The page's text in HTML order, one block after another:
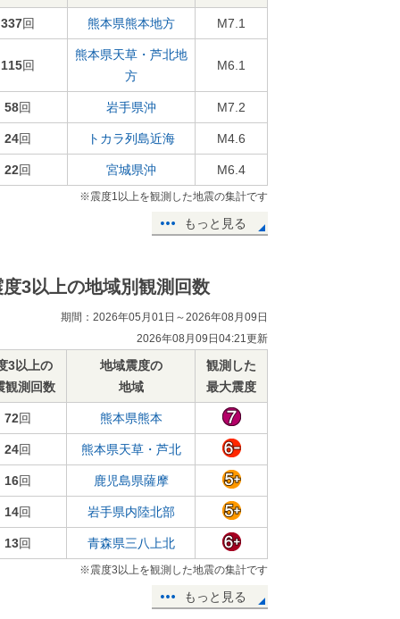
337回 熊本県熊本地方 M7.1
115回
熊本県天草・芦北地
方
M6.1
58回 岩手県沖 M7.2
24回 トカラ列島近海 M4.6
22回 宮城県沖 M6.4
※震度1以上を観測した地震の集計です
もっと見る
度3以上の地域別観測回数
期間：2026年05月01日～2026年08月09日
2026年08月09日04:21更新
3以上の
観測回数
地域震度の
地域
観測した
最大震度
72回 熊本県熊本
24回 熊本県天草・芦北
16回 鹿児島県薩摩
14回 岩手県内陸北部
13回 青森県三八上北
※震度3以上を観測した地震の集計です
もっと見る